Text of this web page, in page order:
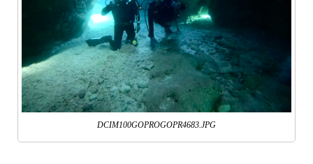
DCIM100GOPROGOPR4683.JPG